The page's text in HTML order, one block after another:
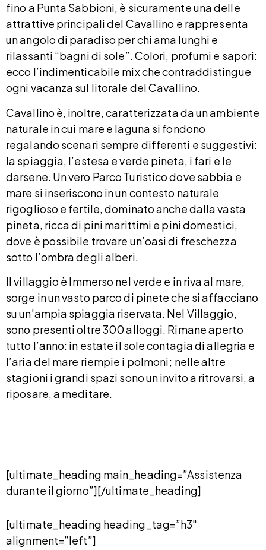
fino a Punta Sabbioni, è sicuramente una delle
attrattive principali del Cavallino e rappresenta
un angolo di paradiso per chi ama lunghi e
rilassanti “bagni di sole”. Colori, profumi e sapori:
ecco l’indimenticabile mix che contraddistingue
ogni vacanza sul litorale del Cavallino.
Cavallino è, inoltre, caratterizzata da un ambiente
naturale in cui mare e laguna si fondono
regalando scenari sempre differenti e suggestivi:
la spiaggia, l’estesa e verde pineta, i fari e le
darsene. Un vero Parco Turistico dove sabbia e
mare si inseriscono in un contesto naturale
rigoglioso e fertile, dominato anche dalla vasta
pineta, ricca di pini marittimi e pini domestici,
dove è possibile trovare un’oasi di freschezza
sotto l’ombra degli alberi.
Il villaggio è Immerso nel verde e in riva al mare,
sorge in un vasto parco di pinete che si affacciano
su un’ampia spiaggia riservata. Nel Villaggio,
sono presenti oltre 300 alloggi. Rimane aperto
tutto l’anno: in estate il sole contagia di allegria e
l’aria del mare riempie i polmoni; nelle altre
stagioni i grandi spazi sono un invito a ritrovarsi, a
riposare, a meditare.
[ultimate_heading main_heading=”Assistenza
durante il giorno”][/ultimate_heading]
[ultimate_heading heading_tag=”h3″
alignment=”left”]